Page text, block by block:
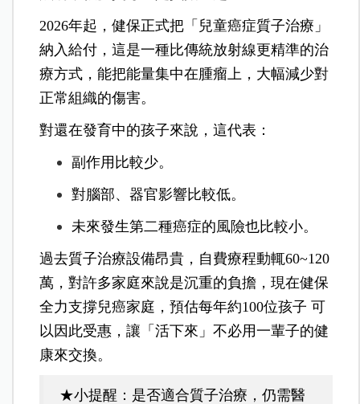
2026年起，健保正式把「兒童癌症質子治療」
納入給付，這是一種比傳統放射線更精準的治
療方式，能把能量集中在腫瘤上，大幅減少對
正常組織的傷害。
對還在發育中的孩子來說，這代表：
副作用比較少。
對腦部、器官影響比較低。
未來發生第二種癌症的風險也比較小。
過去質子治療設備昂貴，自費療程動輒60~120
萬，對許多家庭來說是沉重的負擔，現在健保
全力支撐兒癌家庭，預估每年約100位孩子 可
以因此受惠，讓「活下來」不必用一輩子的健
康來交換。
★小提醒：是否適合質子治療，仍需醫